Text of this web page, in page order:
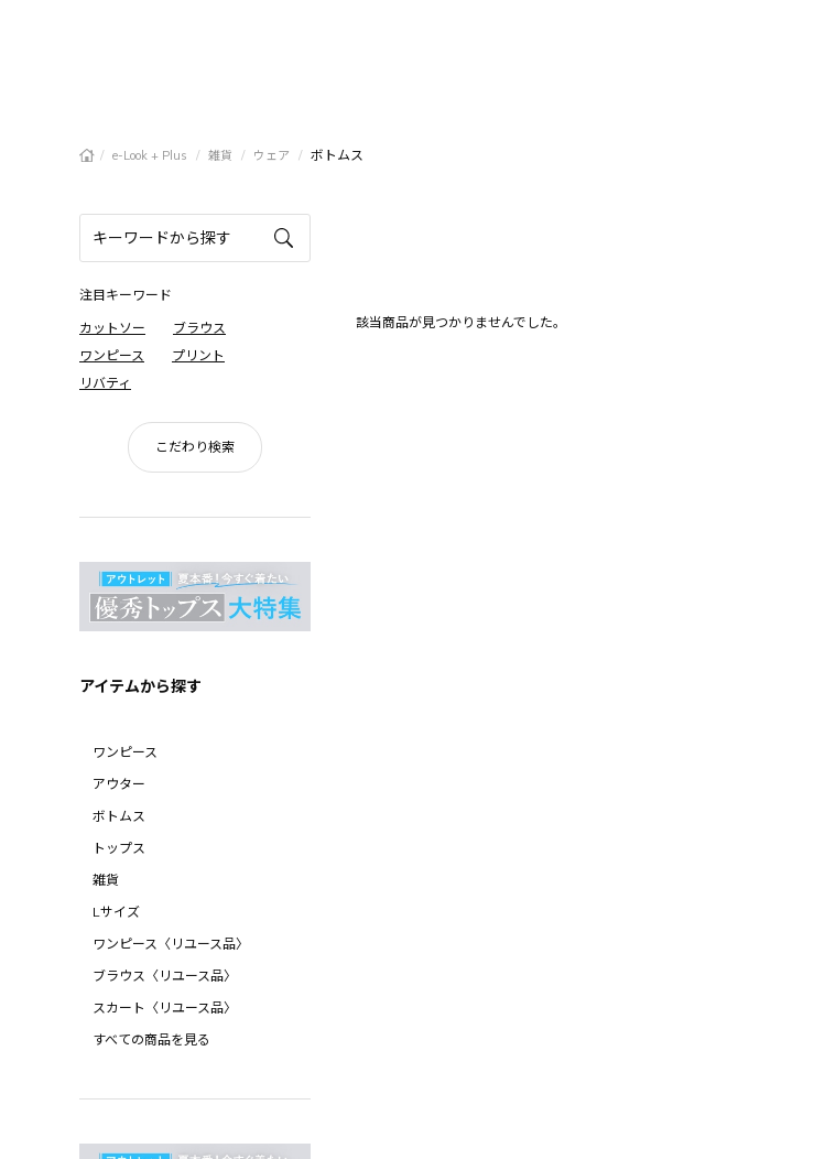
/ e-Look + Plus / 雑貨 / ウェア / ボトムス
注目キーワード
カットソー
ブラウス
ワンピース
プリント
リバティ
こだわり検索
アイテムから探す
ワンピース
アウター
ボトムス
トップス
雑貨
Lサイズ
ワンピース〈リユース品〉
ブラウス〈リユース品〉
スカート〈リユース品〉
すべての商品を見る
該当商品が見つかりませんでした。